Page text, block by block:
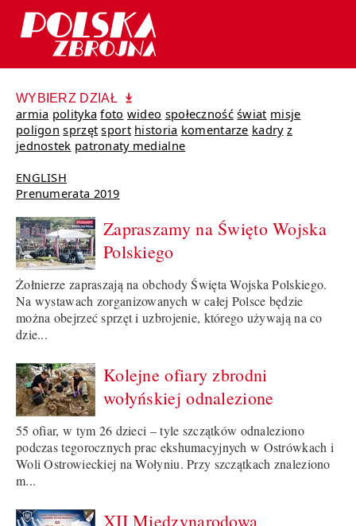
WYBIERZ DZIAŁ
armia polityka foto wideo społeczność świat misje
poligon sprzęt sport historia komentarze kadry z
jednostek patronaty medialne
ENGLISH
Prenumerata 2019
Zapraszamy na Święto Wojska
Polskiego
Żołnierze zapraszają na obchody Święta Wojska Polskiego.
Na wystawach zorganizowanych w całej Polsce będzie
można obejrzeć sprzęt i uzbrojenie, którego używają na co
dzie...
Kolejne ofiary zbrodni
wołyńskiej odnalezione
55 ofiar, w tym 26 dzieci – tyle szczątków odnaleziono
podczas tegorocznych prac ekshumacyjnych w Ostrówkach i
Woli Ostrowieckiej na Wołyniu. Przy szczątkach znaleziono
m...
XII Międzynarodowa